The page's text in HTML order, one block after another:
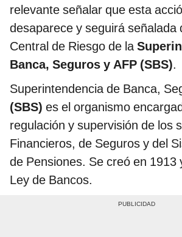
relevante señalar que esta
desaparece y seguirá señalada
Central de Riesgo de la
Banca, Seguros y AFP (SBS).
Superintendencia de Banca,
(SBS) es el organismo
regulación y supervisión de los
Financieros, de Seguros y del
de Pensiones. Se creó en 1913
Ley de Bancos.